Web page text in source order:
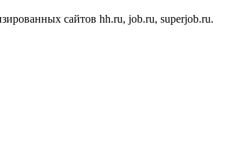
сайтов hh.ru, job.ru, superjob.ru.